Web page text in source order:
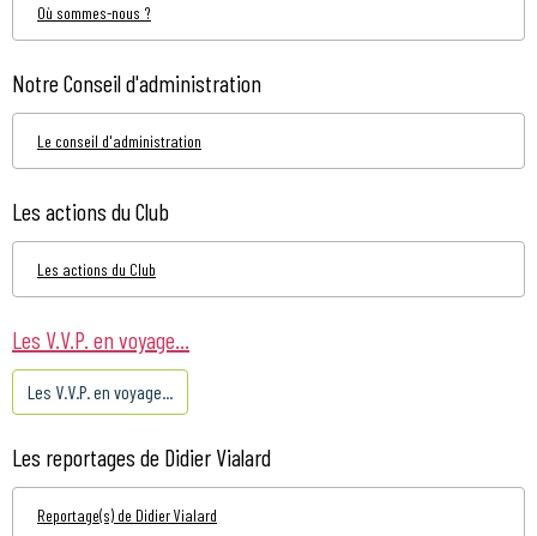
Où sommes-nous ?
Notre Conseil d'administration
Le conseil d'administration
Les actions du Club
Les actions du Club
Les V.V.P. en voyage...
Les V.V.P. en voyage...
Les reportages de Didier Vialard
Reportage(s) de Didier Vialard